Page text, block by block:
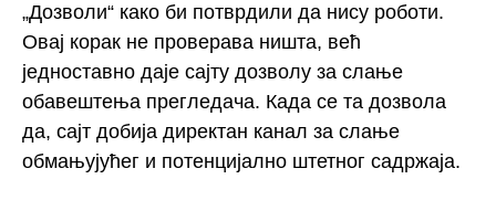
„Дозволи“ како би потврдили да нису роботи.
Овај корак не проверава ништа, већ
једноставно даје сајту дозволу за слање
обавештења прегледача. Када се та дозвола
да, сајт добија директан канал за слање
обмањујућег и потенцијално штетног садржаја.